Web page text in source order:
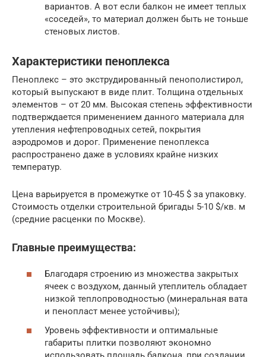
вариантов. А вот если балкон не имеет теплых
«соседей», то материал должен быть не тоньше
стеновых листов.
Характеристики пеноплекса
Пеноплекс – это экструдированный пенополистирол,
который выпускают в виде плит. Толщина отдельных
элементов – от 20 мм. Высокая степень эффективности
подтверждается применением данного материала для
утепления нефтепроводных сетей, покрытия
аэродромов и дорог. Применение пеноплекса
распространено даже в условиях крайне низких
температур.
Цена варьируется в промежутке от 10-45 $ за упаковку.
Стоимость отделки строительной бригады 5-10 $/кв. м
(средние расценки по Москве).
Главные преимущества:
Благодаря строению из множества закрытых
ячеек с воздухом, данный утеплитель обладает
низкой теплопроводностью (минеральная вата
и пенопласт менее устойчивы);
Уровень эффективности и оптимальные
габариты плитки позволяют экономно